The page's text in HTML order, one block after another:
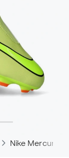
Nike Mercurial